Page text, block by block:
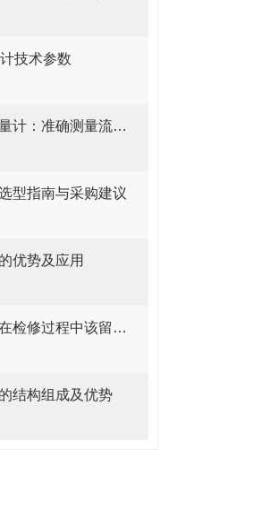
技术参数
罗迪克管道式流量计：准确测量流体的精密工具
型指南与采购建议
优势及应用
环形孔板流量计在检修过程中该留意的事项
结构组成及优势